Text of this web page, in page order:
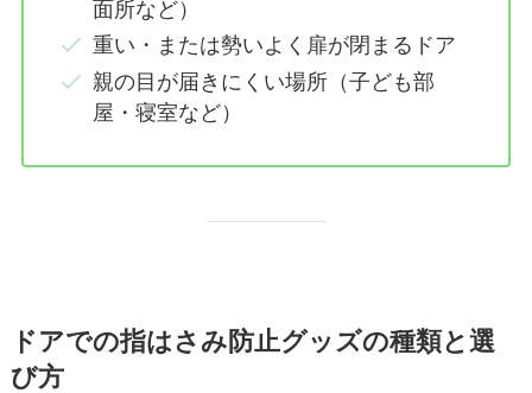
面所など）
重い・または勢いよく扉が閉まるドア
親の目が届きにくい場所（子ども部
屋・寝室など）
ドアでの指はさみ防止グッズの種類と選
び方